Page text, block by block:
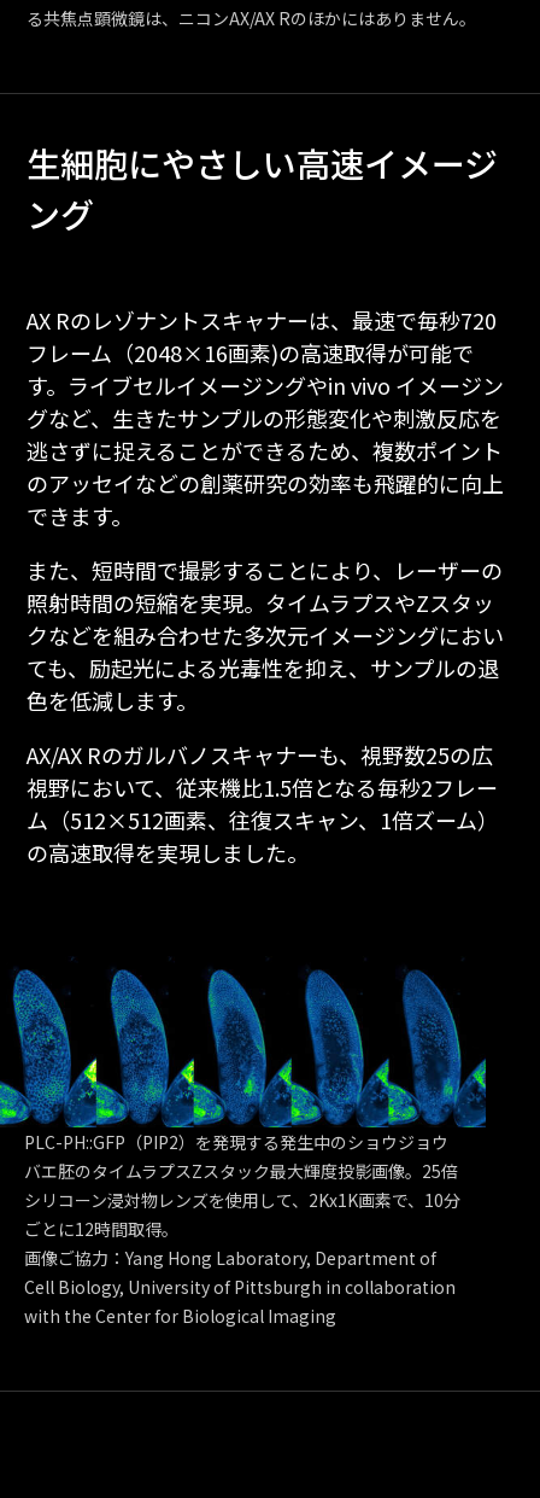
る共焦点顕微鏡は、ニコンAX/AX Rのほかにはありません。
生細胞にやさしい高速イメージ
ング
AX Rのレゾナントスキャナーは、最速で毎秒720
フレーム（2048×16画素)の高速取得が可能で
す。ライブセルイメージングやin vivo イメージン
グなど、生きたサンプルの形態変化や刺激反応を
逃さずに捉えることができるため、複数ポイント
のアッセイなどの創薬研究の効率も飛躍的に向上
できます。
また、短時間で撮影することにより、レーザーの
照射時間の短縮を実現。タイムラプスやZスタッ
クなどを組み合わせた多次元イメージングにおい
ても、励起光による光毒性を抑え、サンプルの退
色を低減します。
AX/AX Rのガルバノスキャナーも、視野数25の広
視野において、従来機比1.5倍となる毎秒2フレー
ム（512×512画素、往復スキャン、1倍ズーム）
の高速取得を実現しました。
PLC-PH::GFP（PIP2）を発現する発生中のショウジョウ
バエ胚のタイムラプスZスタック最大輝度投影画像。25倍
シリコーン浸対物レンズを使用して、2Kx1K画素で、10分
ごとに12時間取得。
画像ご協力：Yang Hong Laboratory, Department of
Cell Biology, University of Pittsburgh in collaboration
with the Center for Biological Imaging